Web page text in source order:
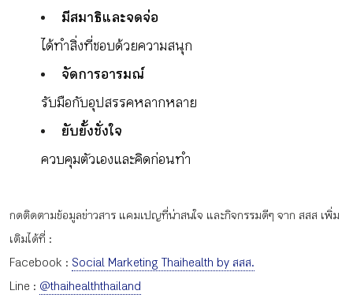
มีสมาธิและจดจ่อ
ได้ทำสิ่งที่ชอบด้วยความสนุก
จัดการอารมณ์
รับมือกับอุปสรรคหลากหลาย
ยับยั้งชั่งใจ
ควบคุมตัวเองและคิดก่อนทำ
กดติดตามข้อมูลข่าวสาร แคมเปญที่น่าสนใจ และกิจกรรมดีๆ จาก สสส เพิ่ม
เติมได้ที่ :
Facebook : Social Marketing Thaihealth by สสส.
Line : @thaihealththailand